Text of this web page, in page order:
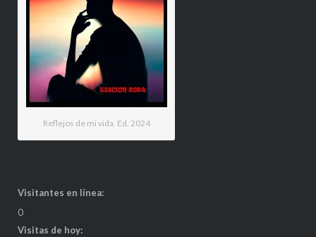
Reflejos de mi vida. Ed. 2024
Visitantes en línea:
0
Visitas de hoy: